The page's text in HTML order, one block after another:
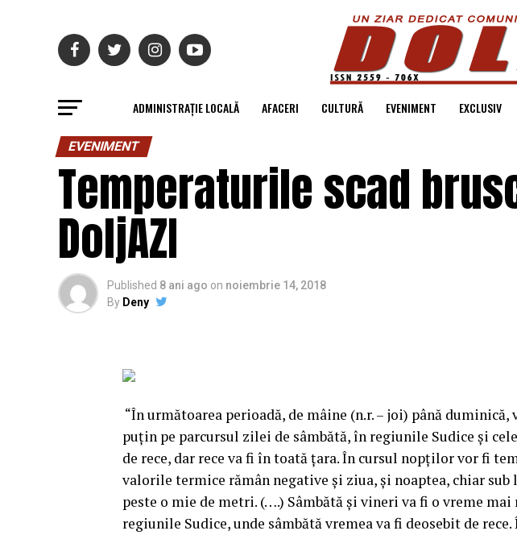
ADMINISTRAȚIE LOCALĂ AFACERI CULTURĂ EVENIMENT EXCLUSIV
EVENIMENT
Temperaturile scad
DoljAZI
Published 8 ani ago on noiembrie 14, 2018
By Deny
“În următoarea perioadă, de mâine (n.r. – joi) până duminică,
puţin pe parcursul zilei de sâmbătă, în regiunile Sudice şi
de rece, dar rece va fi în toată ţara. În cursul nopţilor vor fi
valorile termice rămân negative şi ziua, şi noaptea, chiar
peste o mie de metri. (….) Sâmbătă şi vineri va fi o vreme
regiunile Sudice, unde sâmbătă vremea va fi deosebit de rece.